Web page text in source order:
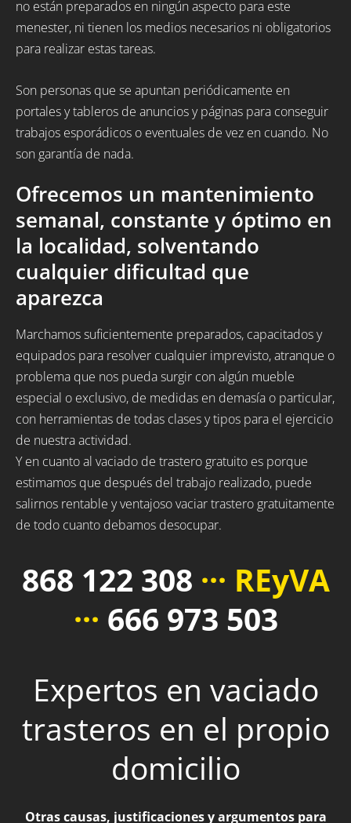
no están preparados en ningún aspecto para este
menester, ni tienen los medios necesarios ni obligatorios
para realizar estas tareas.
Son personas que se apuntan periódicamente en
portales y tableros de anuncios y páginas para conseguir
trabajos esporádicos o eventuales de vez en cuando. No
son garantía de nada.
Ofrecemos un mantenimiento
semanal, constante y óptimo en
la localidad, solventando
cualquier dificultad que
aparezca
Marchamos suficientemente preparados, capacitados y
equipados para resolver cualquier imprevisto, atranque o
problema que nos pueda surgir con algún mueble
especial o exclusivo, de medidas en demasía o particular,
con herramientas de todas clases y tipos para el ejercicio
de nuestra actividad.
Y en cuanto al vaciado de trastero gratuito es porque
estimamos que después del trabajo realizado, puede
salirnos rentable y ventajoso vaciar trastero gratuitamente
de todo cuanto debamos desocupar.
868 122 308 ··· REyVA
··· 666 973 503
Expertos en vaciado
trasteros en el propio
domicilio
Otras causas, justificaciones y argumentos para